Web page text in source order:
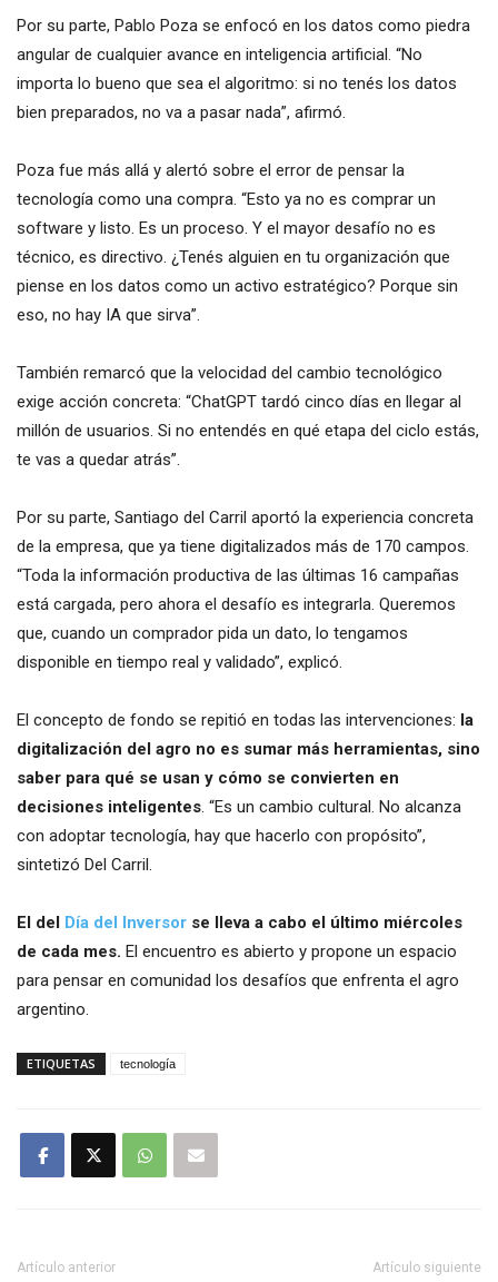
Por su parte, Pablo Poza se enfocó en los datos como piedra
angular de cualquier avance en inteligencia artificial. “No
importa lo bueno que sea el algoritmo: si no tenés los datos
bien preparados, no va a pasar nada”, afirmó.
Poza fue más allá y alertó sobre el error de pensar la
tecnología como una compra. “Esto ya no es comprar un
software y listo. Es un proceso. Y el mayor desafío no es
técnico, es directivo. ¿Tenés alguien en tu organización que
piense en los datos como un activo estratégico? Porque sin
eso, no hay IA que sirva”.
También remarcó que la velocidad del cambio tecnológico
exige acción concreta: “ChatGPT tardó cinco días en llegar al
millón de usuarios. Si no entendés en qué etapa del ciclo estás,
te vas a quedar atrás”.
Por su parte, Santiago del Carril aportó la experiencia concreta
de la empresa, que ya tiene digitalizados más de 170 campos.
“Toda la información productiva de las últimas 16 campañas
está cargada, pero ahora el desafío es integrarla. Queremos
que, cuando un comprador pida un dato, lo tengamos
disponible en tiempo real y validado”, explicó.
El concepto de fondo se repitió en todas las intervenciones: la
digitalización del agro no es sumar más herramientas, sino
saber para qué se usan y cómo se convierten en
decisiones inteligentes. “Es un cambio cultural. No alcanza
con adoptar tecnología, hay que hacerlo con propósito”,
sintetizó Del Carril.
El del Día del Inversor se lleva a cabo el último miércoles
de cada mes. El encuentro es abierto y propone un espacio
para pensar en comunidad los desafíos que enfrenta el agro
argentino.
ETIQUETAS tecnología
Artículo anterior Artículo siguiente